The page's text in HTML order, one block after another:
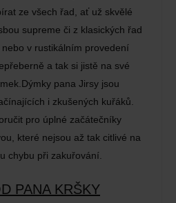
ze všech řad, ať už skvělé
supreme či z klasických řad
v rustikálním provedení
a tak si jistě na své
pana Jirsy jsou
i zkušených kuřáků.
pro úplné začátečníky
které nejsou až tak citlivé na
chybu při zakuřování.
PANA KRŠKY